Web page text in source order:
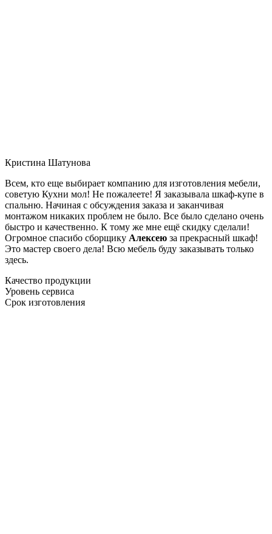
Кристина Шатунова
Всем, кто еще выбирает компанию для изготовления мебели,
советую Кухни мол! Не пожалеете! Я заказывала шкаф-купе в
спальню. Начиная с обсуждения заказа и заканчивая
монтажом никаких проблем не было. Все было сделано очень
быстро и качественно. К тому же мне ещё скидку сделали!
Огромное спасибо сборщику Алексею за прекрасный шкаф!
Это мастер своего дела! Всю мебель буду заказывать только
здесь.
Качество продукции
Уровень сервиса
Срок изготовления